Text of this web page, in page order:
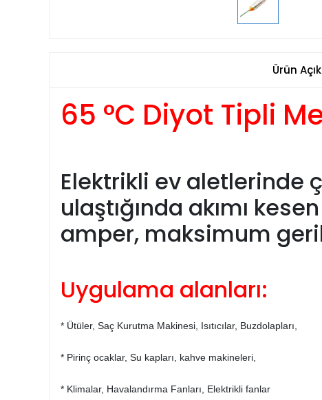
Ürün
65 °C Diyot Tipli
Elektrikli ev aletlerinde
ulaştığında akımı
amper, maksimum
Uygulama alanları:
* Ütüler, Saç Kurutma Makinesi, Isıtıcılar, Buzdolapları,
* Pirinç ocaklar, Su kapları, kahve makineleri,
* Klimalar, Havalandırma Fanları, Elektrikli fanlar